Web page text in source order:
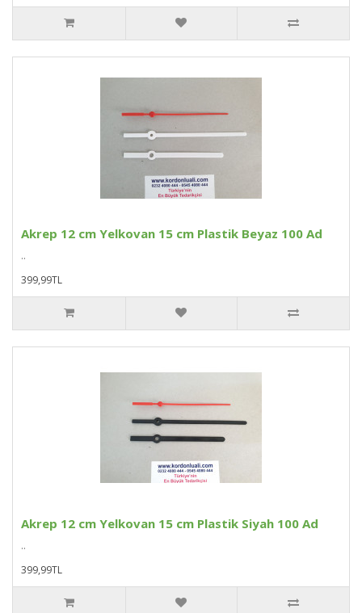
Akrep 12 cm Yelkovan 15 cm Plastik Beyaz 100 Ad
..
399,99TL
Akrep 12 cm Yelkovan 15 cm Plastik Siyah 100 Ad
..
399,99TL